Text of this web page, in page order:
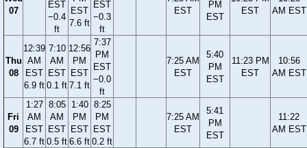
07
EST
−0.4
ft
EST
7.6 ft
EST
−0.3
ft
EST
PM
EST
EST
AM EST
Thu
08
12:39
AM
EST
6.9 ft
7:10
AM
EST
0.1 ft
12:56
PM
EST
7.1 ft
7:37
PM
EST
−0.0
ft
7:25 AM
EST
5:40
PM
EST
11:23 PM
EST
10:56
AM EST
Fri
09
1:27
AM
EST
6.7 ft
8:05
AM
EST
0.5 ft
1:40
PM
EST
6.6 ft
8:25
PM
EST
0.2 ft
7:25 AM
EST
5:41
PM
EST
11:22
AM EST